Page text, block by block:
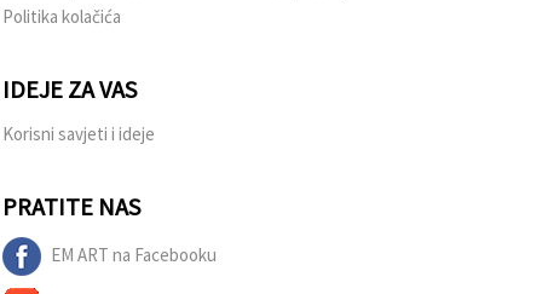
Politika kolačića
IDEJE ZA VAS
Korisni savjeti i ideje
PRATITE NAS
EM ART na Facebooku